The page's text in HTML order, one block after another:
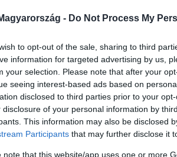
- Do Not Process My
to opt-out of the sale, sharing to third
information for targeted advertising by us,
your selection. Please note that after your
seeing interest-based ads based on
disclosed to third parties prior to your
disclosure of your personal information by
This information may also be disclosed
Participants that may further disclose it
note that this website/app uses one or more
között legyen a Google-találatokban!